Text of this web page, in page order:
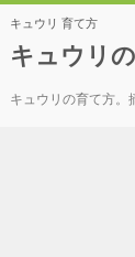
キュウリ 育て方
キュウリ
キュウリの育て方。